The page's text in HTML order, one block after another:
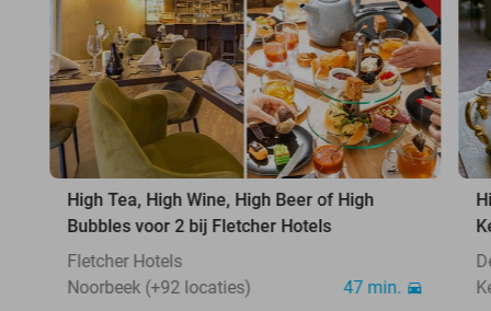
High Tea, High Wine, High Beer of High
Bubbles voor 2 bij Fletcher Hotels
Fletcher Hotels
Noorbeek (+92 locaties)
47 min.